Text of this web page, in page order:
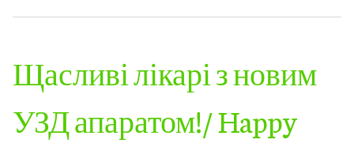
Щасливі лікарі з новим
УЗД апаратом!/ Happy